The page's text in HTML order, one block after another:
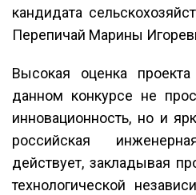
кандидата
Перепичай Марины
Высокая оценка
данном конкурсе не
инновационность, но и
российская
действует, закладывая
технологической